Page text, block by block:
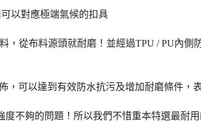
以對應極端氣候的扣具
，從布料源頭就耐磨！並經過TPU / PU內
，可以達到有效防水抗污及增加耐磨條件，
不夠的問題！所以我們不惜重本特選最耐